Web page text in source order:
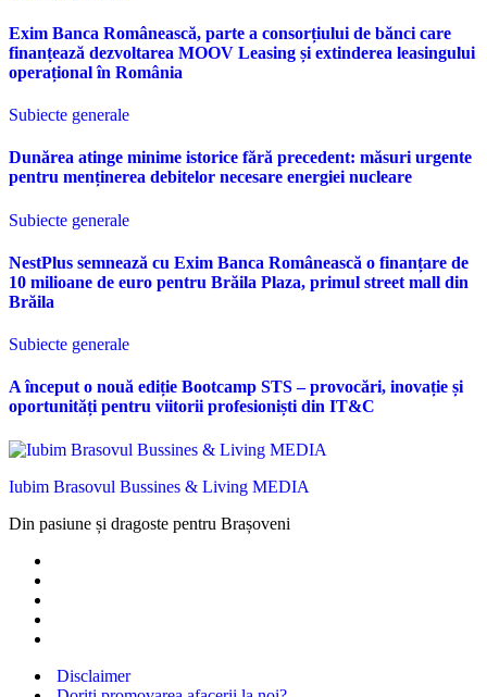
Exim Banca Românească, parte a consorțiului de bănci care
finanțează dezvoltarea MOOV Leasing și extinderea leasingului
operațional în România
Subiecte generale
Dunărea atinge minime istorice fără precedent: măsuri urgente
pentru menținerea debitelor necesare energiei nucleare
Subiecte generale
NestPlus semnează cu Exim Banca Românească o finanțare de
10 milioane de euro pentru Brăila Plaza, primul street mall din
Brăila
Subiecte generale
A început o nouă ediție Bootcamp STS – provocări, inovație și
oportunități pentru viitorii profesioniști din IT&C
Iubim Brasovul Bussines & Living MEDIA
Din pasiune și dragoste pentru Brașoveni
Disclaimer